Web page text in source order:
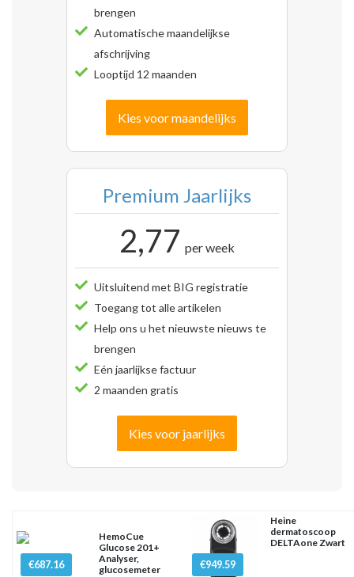
brengen
Automatische maandelijkse
afschrijving
Looptijd 12 maanden
Kies voor maandelijks
Premium Jaarlijks
2,77 per week
Uitsluitend met BIG registratie
Toegang tot alle artikelen
Help ons u het nieuwste nieuws te
brengen
Eén jaarlijkse factuur
2 maanden gratis
Kies voor jaarlijks
€687.16
HemoCue
Glucose 201+
Analyser,
glucosemeter
€949.59
Heine
dermatoscoop
DELTAone Zwart